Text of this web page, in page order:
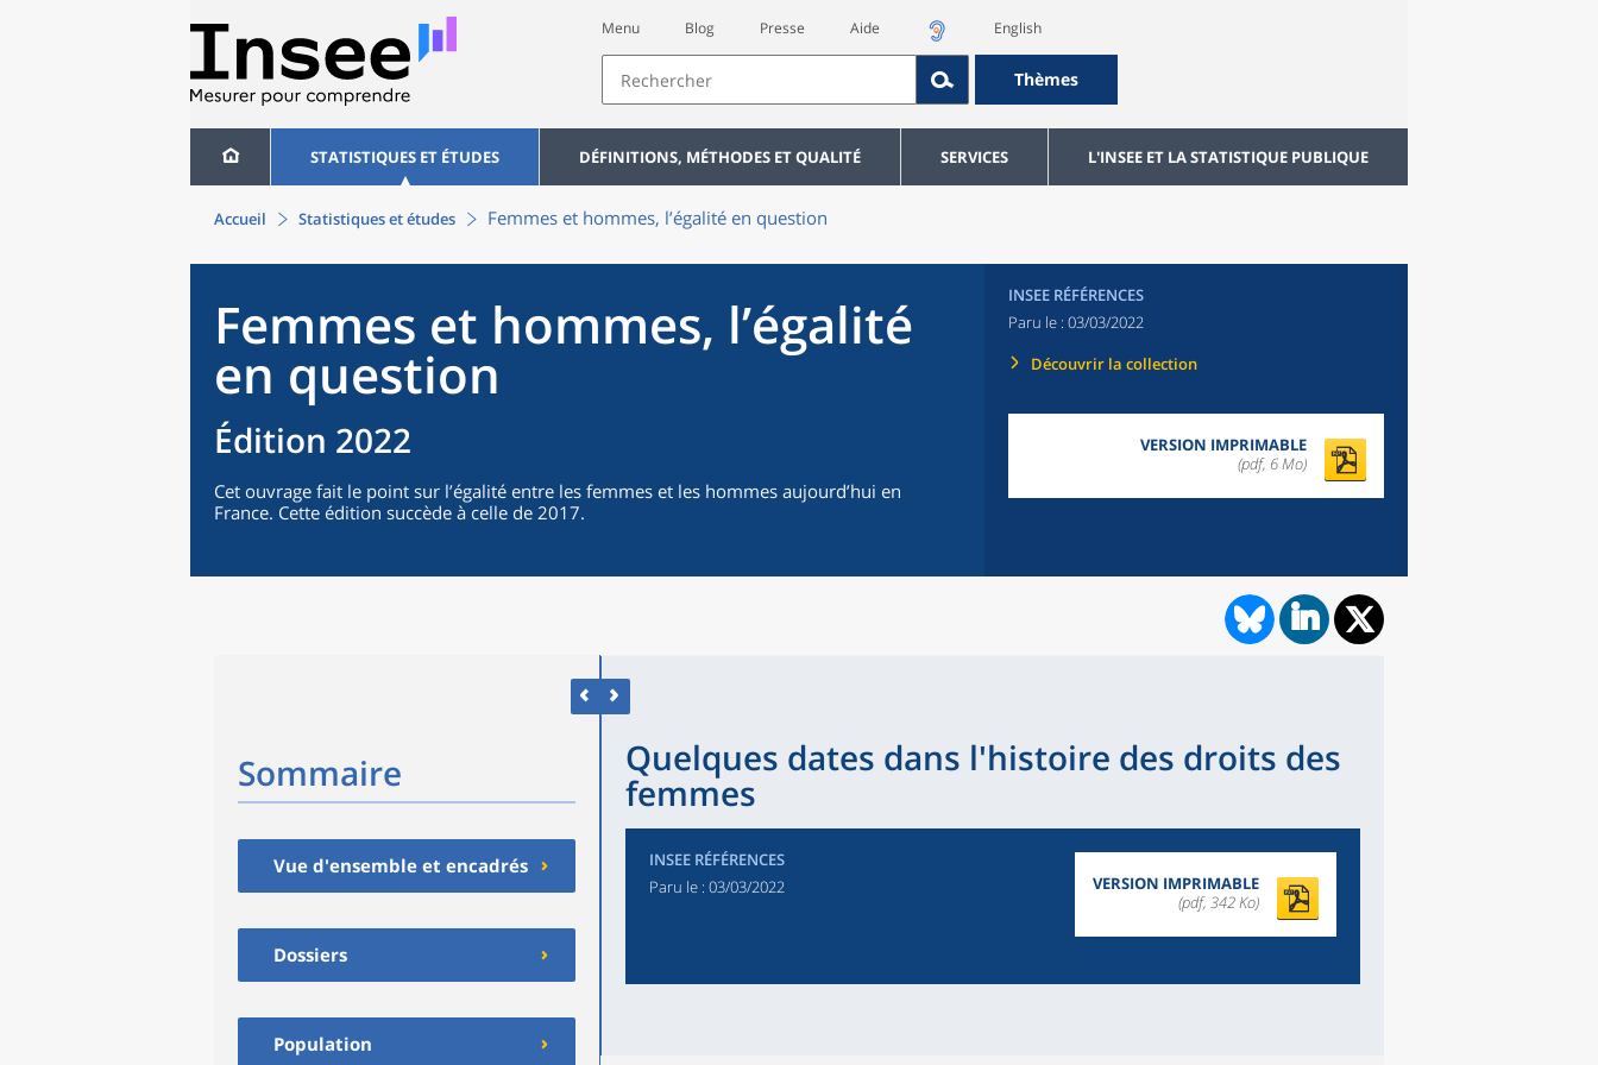
Menu Blog Presse Aide English
Thèmes
STATISTIQUES ET ÉTUDES DÉFINITIONS, MÉTHODES ET QUALITÉ SERVICES L'INSEE ET LA STATISTIQUE PUBLIQUE
Accueil Statistiques et études Femmes et hommes, l’égalité en question
Femmes et hommes, l’égalité
en question
Édition 2022
Cet ouvrage fait le point sur l’égalité entre les femmes et les hommes aujourd’hui en
France. Cette édition succède à celle de 2017.
INSEE RÉFÉRENCES
Paru le : 03/03/2022
Découvrir la collection
VERSION IMPRIMABLE
(pdf, 6 Mo)
Sommaire
Vue d'ensemble et encadrés
Dossiers
Population
Quelques dates dans l'histoire des droits des
femmes
INSEE RÉFÉRENCES
Paru le : 03/03/2022
VERSION IMPRIMABLE
(pdf, 342 Ko)